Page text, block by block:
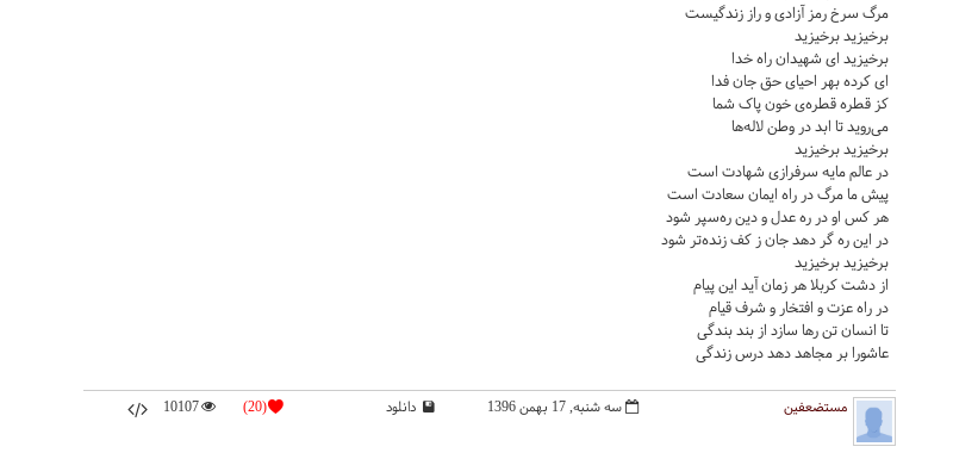
مستضعفین سه شنبه, 17 بهمن 1396 دانلود (20)
10107
مرگ سرخ رمز آزادی و راز زندگیست
برخیزید برخیزید
برخیزید ای شهیدان راه خدا
ای کرده بهر احیای حق جان فدا
کز قطره قطره‌ی خون پاک شما
می‌روید تا ابد در وطن لاله‌ها
برخیزید برخیزید
در عالم مایه سرفرازی شهادت است
پیش ما مرگ در راه ایمان سعادت است
هر کس او در ره عدل و دین ره‌سپر شود
در این ره گر دهد جان ز کف زنده‌تر شود
برخیزید برخیزید
از دشت کربلا هر زمان آید این پیام
در راه عزت و افتخار و شرف قیام
تا انسان تن رها سازد از بند بندگی
عاشورا بر مجاهد دهد درس زندگی